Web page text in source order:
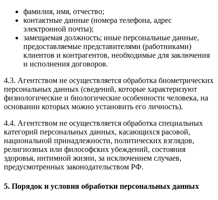
фамилия, имя, отчество;
контактные данные (номера телефона, адрес
электронной почты);
замещаемая должность; иные персональные данные,
предоставляемые представителями (работниками)
клиентов и контрагентов, необходимые для заключения
и исполнения договоров.
4.3. Агентством не осуществляется обработка биометрических
персональных данных (сведений, которые характеризуют
физиологические и биологические особенности человека, на
основании которых можно установить его личность).
4.4. Агентством не осуществляется обработка специальных
категорий персональных данных, касающихся расовой,
национальной принадлежности, политических взглядов,
религиозных или философских убеждений, состояния
здоровья, интимной жизни, за исключением случаев,
предусмотренных законодательством РФ.
5. Порядок и условия обработки персональных данных